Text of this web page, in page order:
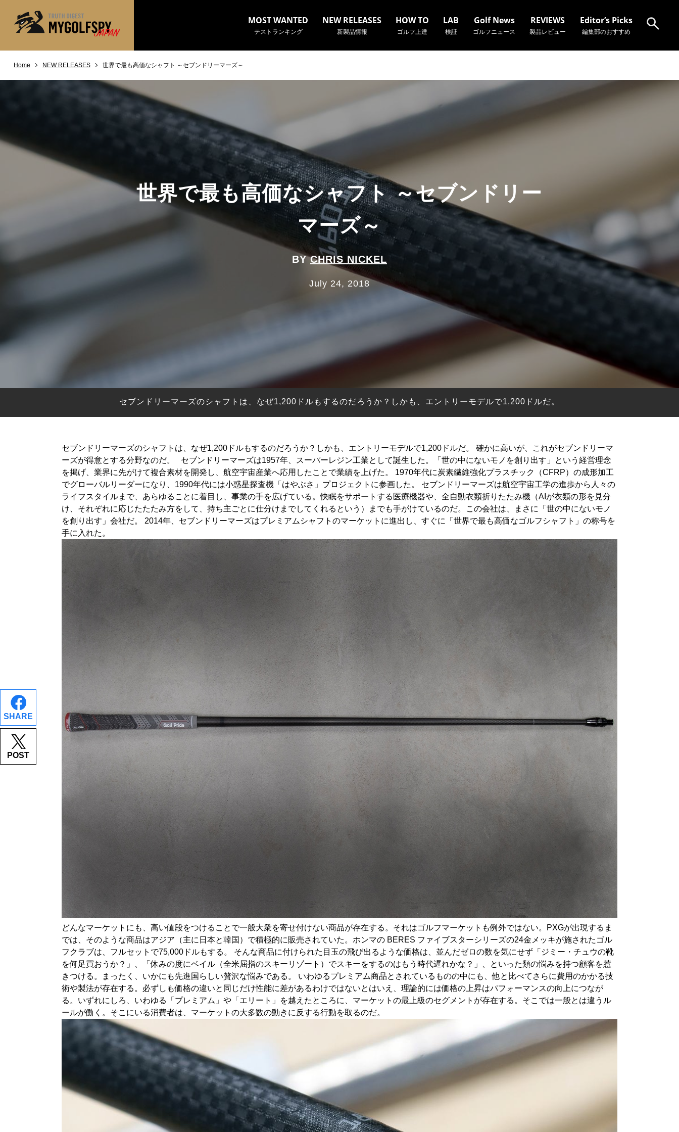
MOST WANTED
テストランキング
NEW RELEASES
新製品情報
HOW TO
ゴルフ上達
LAB
検証
Golf News
ゴルフニュース
REVIEWS
製品レビュー
Editor’s Picks
編集部のおすすめ
Home NEW RELEASES 世界で最も高価なシャフト ～セブンドリーマーズ～
SHARE
POST
世界で最も高価なシャフト ～セブンドリー
マーズ～
BYCHRIS NICKEL
July 24, 2018
セブンドリーマーズのシャフトは、なぜ1,200ドルもするのだろうか？しかも、エントリーモデルで1,200ドルだ。
セブンドリーマーズのシャフトは、なぜ1,200ドルもするのだろうか？しかも、エントリーモデルで1,200ドルだ。 確かに高いが、これがセブンドリーマ
ーズが得意とする分野なのだ。 セブンドリーマーズは1957年、スーパーレジン工業として誕生した。「世の中にないモノを創り出す」という経営理念
を掲げ、業界に先がけて複合素材を開発し、航空宇宙産業へ応用したことで業績を上げた。 1970年代に炭素繊維強化プラスチック（CFRP）の成形加工
でグローバルリーダーになり、1990年代には小惑星探査機「はやぶさ」プロジェクトに参画した。 セブンドリーマーズは航空宇宙工学の進歩から人々の
ライフスタイルまで、あらゆることに着目し、事業の手を広げている。快眠をサポートする医療機器や、全自動衣類折りたたみ機（AIが衣類の形を見分
け、それぞれに応じたたたみ方をして、持ち主ごとに仕分けまでしてくれるという）までも手がけているのだ。この会社は、まさに「世の中にないモノ
を創り出す」会社だ。 2014年、セブンドリーマーズはプレミアムシャフトのマーケットに進出し、すぐに「世界で最も高価なゴルフシャフト」の称号を
手に入れた。
どんなマーケットにも、高い値段をつけることで一般大衆を寄せ付けない商品が存在する。それはゴルフマーケットも例外ではない。PXGが出現するま
では、そのような商品はアジア（主に日本と韓国）で積極的に販売されていた。ホンマの BERES ファイブスターシリーズの24金メッキが施されたゴル
フクラブは、フルセットで75,000ドルもする。 そんな商品に付けられた目玉の飛び出るような価格は、並んだゼロの数を気にせず「ジミー・チュウの靴
を何足買おうか？」、「休みの度にベイル（全米屈指のスキーリゾート）でスキーをするのはもう時代遅れかな？」、といった類の悩みを持つ顧客を惹
きつける。まったく、いかにも先進国らしい贅沢な悩みである。 いわゆるプレミアム商品とされているものの中にも、他と比べてさらに費用のかかる技
術や製法が存在する。必ずしも価格の違いと同じだけ性能に差があるわけではないとはいえ、理論的には価格の上昇はパフォーマンスの向上につなが
る。いずれにしろ、いわゆる「プレミアム」や「エリート」を越えたところに、マーケットの最上級のセグメントが存在する。そこでは一般とは違うル
ールが働く。そこにいる消費者は、マーケットの大多数の動きに反する行動を取るのだ。
MOST WANTED
NEW RELEASES
ゴルフ上達・実践テクニック
Golf News
製品レビュー
フェアウェイウッド
ハイブリッド
IRONS アイアン
PUTTERS
OTHER
Editor’s Picks
Our Mission 私たちの使命